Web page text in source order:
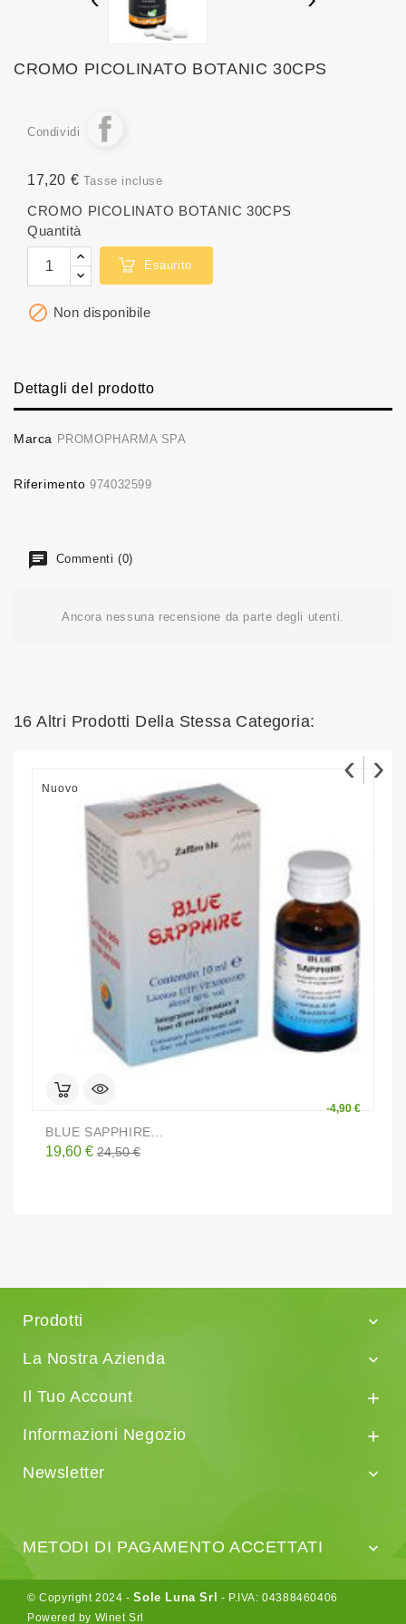
CROMO PICOLINATO BOTANIC 30CPS
Condividi
17,20 € Tasse incluse
CROMO PICOLINATO BOTANIC 30CPS
Quantità
Esaurito
 Non disponibile
Dettagli del prodotto
Marca PROMOPHARMA SPA
Riferimento 974032599
Commenti (0)
Ancora nessuna recensione da parte degli utenti.
16 Altri Prodotti Della Stessa Categoria:
Nuovo
BLUE SAPPHIRE...
Prezzo
19,60 €
-4,90 €
Prezzo
24,50 €
‹ ›
Prodotti

La Nostra Azienda

Il Tuo Account

Informazioni Negozio

Newsletter

METODI DI PAGAMENTO ACCETTATI 
© Copyright 2024 -Sole Luna Srl
- P.IVA: 04388460406
Powered by Winet Srl